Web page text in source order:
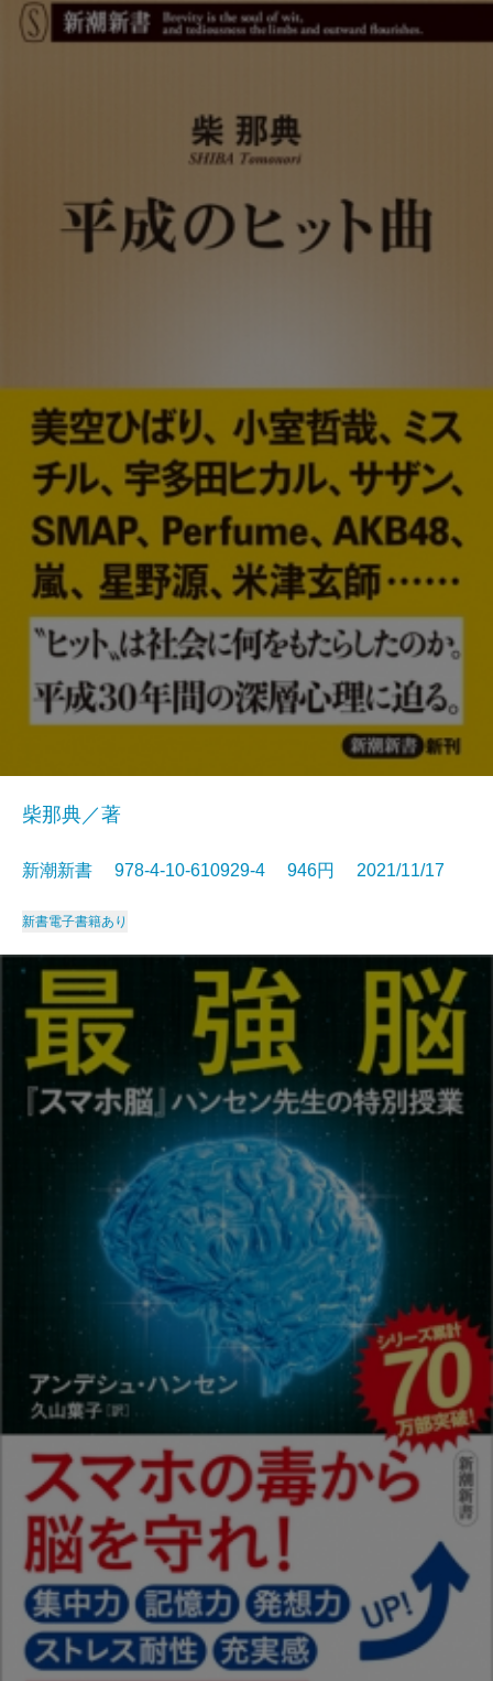
柴那典／著
新潮新書 978-4-10-610929-4 946円 2021/11/17
新書電子書籍あり